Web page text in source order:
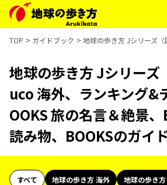
TOP ガイドブック 地球の歩き方 Jシリーズ
地球の歩き方 Jシリー
uco 海外、ランキング&
OOKS 旅の名言＆絶景
読み物、BOOKSのガイ
すべて 地球の歩き方 海外
地球の歩き方